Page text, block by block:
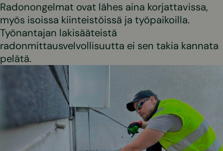
Radonongelmat ovat lähes aina korjattavissa,
myös isoissa kiinteistöissä ja työpaikoilla.
Työnantajan lakisääteistä
radonmittausvelvollisuutta ei sen takia kannata
pelätä.